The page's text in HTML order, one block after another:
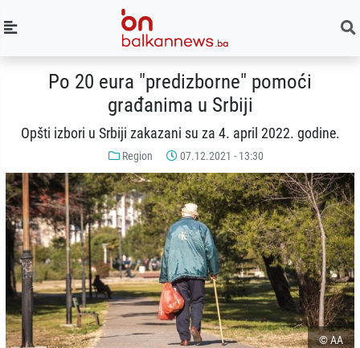
Po 20 eura "predizborne" pomoći
građanima u Srbiji
Opšti izbori u Srbiji zakazani su za 4. april 2022. godine.
Region 07.12.2021 - 13:30
© AA